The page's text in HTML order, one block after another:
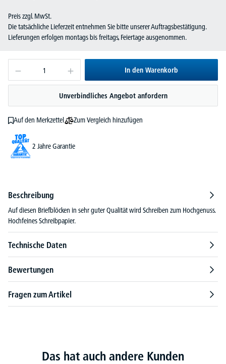
Preis zzgl. MwSt.
Die tatsächliche Lieferzeit entnehmen Sie bitte unserer Auftragsbestätigung.
Lieferungen erfolgen montags bis freitags, Feiertage ausgenommen.
In den Warenkorb
Unverbindliches Angebot anfordern
Auf den Merkzettel Zum Vergleich hinzufügen
2 Jahre Garantie
Beschreibung
Auf diesen Briefblöcken in sehr guter Qualität wird Schreiben zum Hochgenuss.
Hochfeines Schreibpapier.
Technische Daten
Bewertungen
Fragen zum Artikel
Das hat auch andere Kunden